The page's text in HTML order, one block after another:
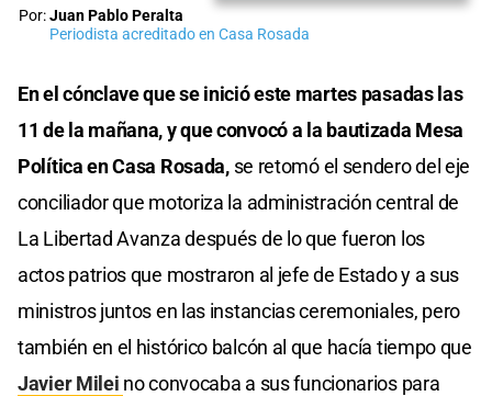
Por:Juan Pablo Peralta
Periodista acreditado en Casa Rosada
En el cónclave que se inició este martes pasadas las
11 de la mañana, y que convocó a la bautizada Mesa
Política en Casa Rosada,se retomó el sendero del eje
conciliador que motoriza la administración central de
La Libertad Avanza después de lo que fueron los
actos patrios que mostraron al jefe de Estado y a sus
ministros juntos en las instancias ceremoniales, pero
también en el histórico balcón al que hacía tiempo que
Javier Milei no convocaba a sus funcionarios para